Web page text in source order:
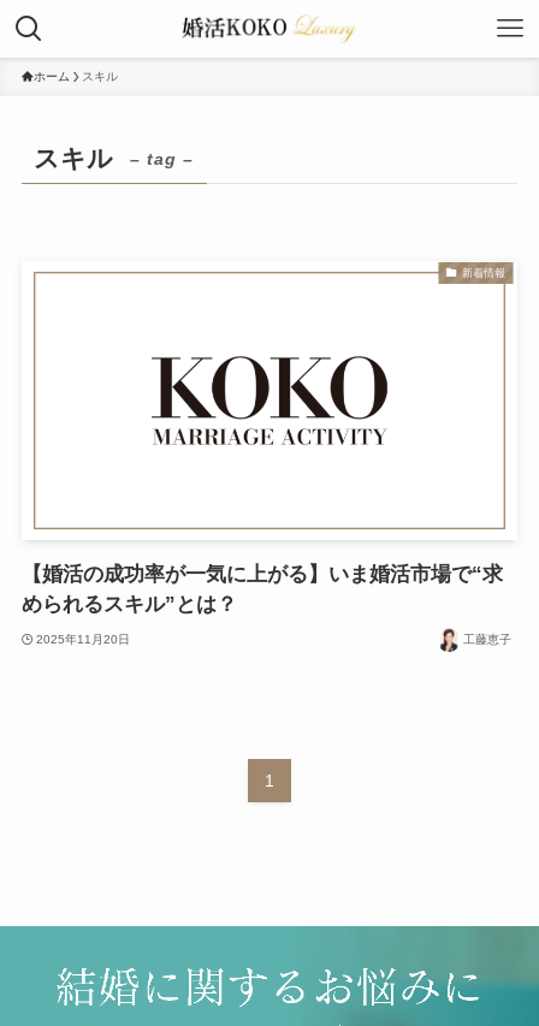
ホーム スキル
スキル – tag –
新着情報
【婚活の成功率が一気に上がる】いま婚活市場で“求
められるスキル”とは？
2025年11月20日 工藤恵子
1